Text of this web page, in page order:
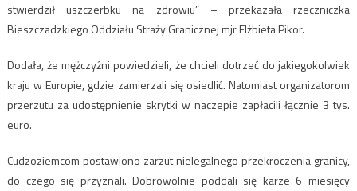
stwierdził uszczerbku na zdrowiu” – przekazała rzeczniczka
Bieszczadzkiego Oddziału Straży Granicznej mjr Elżbieta Pikor.
Dodała, że mężczyźni powiedzieli, że chcieli dotrzeć do jakiegokolwiek
kraju w Europie, gdzie zamierzali się osiedlić. Natomiast organizatorom
przerzutu za udostępnienie skrytki w naczepie zapłacili łącznie 3 tys.
euro.
Cudzoziemcom postawiono zarzut nielegalnego przekroczenia granicy,
do czego się przyznali. Dobrowolnie poddali się karze 6 miesięcy